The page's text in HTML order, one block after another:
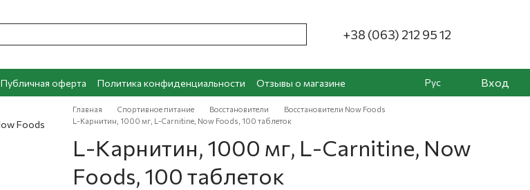
+38 (063) 212 95 12
Публичная оферта Политика конфиденциальности
Отзывы о магазине
Рус Вход
Главная Спортивное питание Восстановители
Восстановители Now Foods
L-Карнитин, 1000 мг, L-Carnitine, Now Foods, 100 таблеток
L-Карнитин, 1000 мг, L-Carnitine, Now
Foods, 100 таблеток